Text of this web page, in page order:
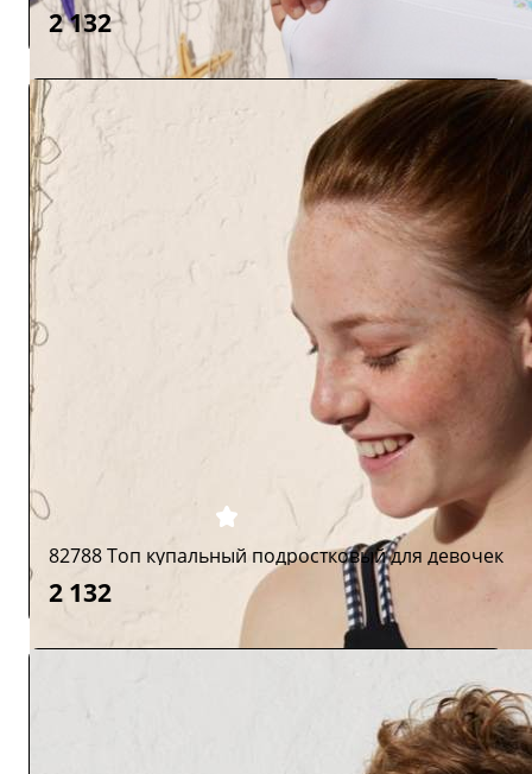
2 132
82788 Топ купальный подростковый для девочек
2 132